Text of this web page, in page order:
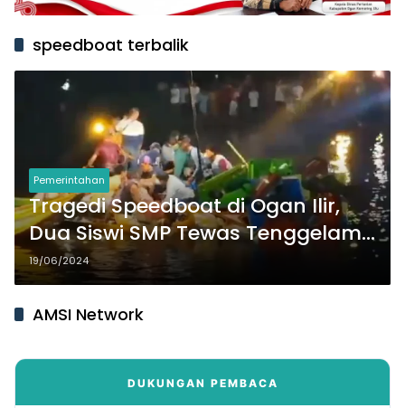
speedboat terbalik
Pemerintahan
Tragedi Speedboat di Ogan Ilir,
Dua Siswi SMP Tewas Tenggelam,
Duka Menyelimuti Warga
19/06/2024
AMSI Network
DUKUNGAN PEMBACA